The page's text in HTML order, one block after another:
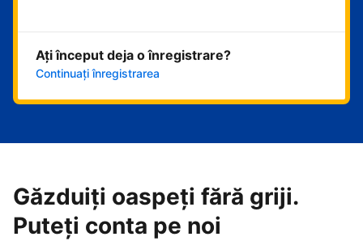
Ați început deja o înregistrare?
Continuați înregistrarea
Găzduiți oaspeți fără griji.
Puteți conta pe noi